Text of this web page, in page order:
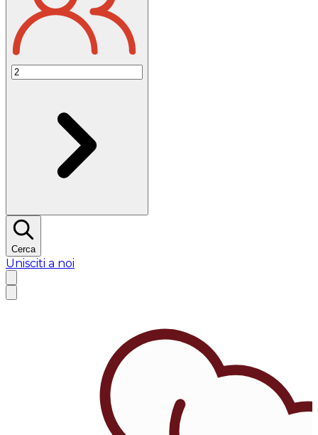
Cerca
Unisciti a noi